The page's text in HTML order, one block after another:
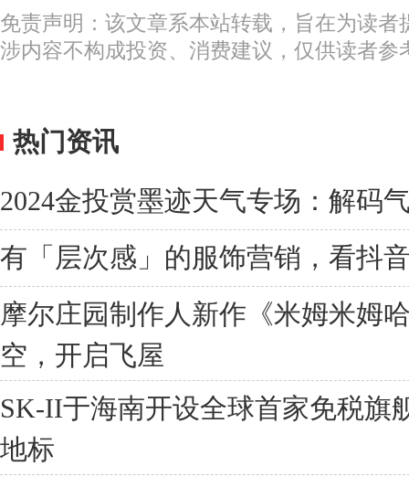
免责声明：该文章系本站转载，旨在为读者
涉内容不构成投资、消费建议，仅供读者参
热门资讯
2024金投赏墨迹天气专场：解码
有「层次感」的服饰营销，看抖
摩尔庄园制作人新作《米姆米姆
空，开启飞屋
SK-II于海南开设全球首家免税旗
地标